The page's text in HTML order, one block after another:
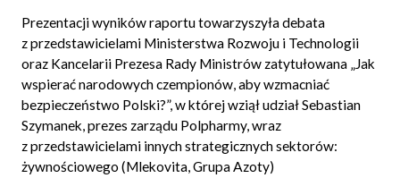
Prezentacji wyników raportu towarzyszyła debata
z przedstawicielami Ministerstwa Rozwoju i Technologii
oraz Kancelarii Prezesa Rady Ministrów zatytułowana „Jak
wspierać narodowych czempionów, aby wzmacniać
bezpieczeństwo Polski?”, w której wziął udział Sebastian
Szymanek, prezes zarządu Polpharmy, wraz
z przedstawicielami innych strategicznych sektorów:
żywnościowego (Mlekovita, Grupa Azoty)